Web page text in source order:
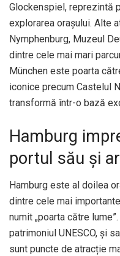
Glockenspiel, reprezintă
explorarea orașului. Alte
Nymphenburg, Muzeul
dintre cele mai mari
München este poarta
iconice precum Castelul
transformă într-o bază
Hamburg
portul său și
Hamburg este al doilea
dintre cele mai
numit „poarta către
patrimoniul UNESCO, și
sunt puncte de atracție